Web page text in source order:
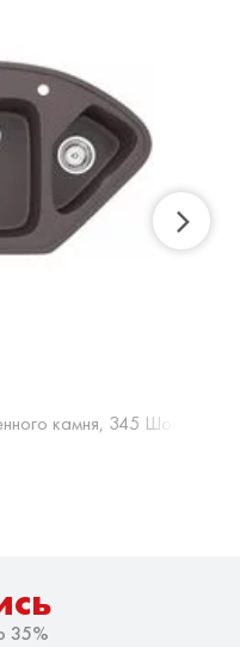
камня, 345 Шоколад
35%